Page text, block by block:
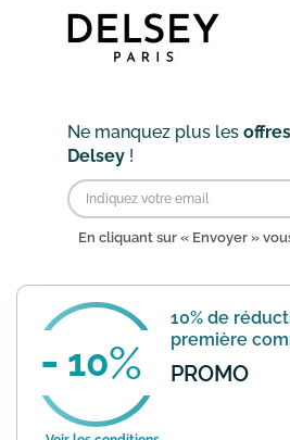
Ne manquez plus les
Delsey !
En cliquant sur « Envoyer »
10
10% de
première
PROMO